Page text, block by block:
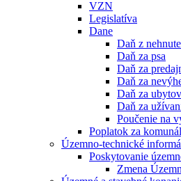
VZN
Legislatíva
Dane
Daň z
Daň za psa
Daň za
Daň za
Daň za
Daň za
Poučenie na
Poplatok za
Územno-technické
Poskytovanie
Zmena